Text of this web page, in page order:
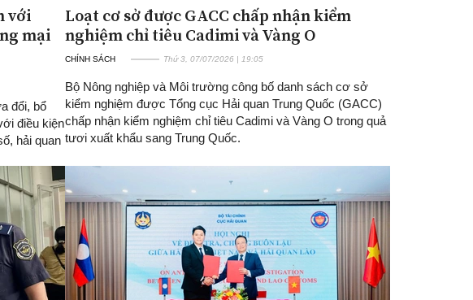
với
mại
đổi, bổ
điều kiện
hải quan
Loạt cơ sở được GACC chấp nhận kiểm
nghiệm chỉ tiêu Cadimi và Vàng O
CHÍNH SÁCH Thứ 3, 07/07/2026 | 19:05
Bộ Nông nghiệp và Môi trường công bố danh sách cơ sở
kiểm nghiệm được Tổng cục Hải quan Trung Quốc (GACC)
chấp nhận kiểm nghiệm chỉ tiêu Cadimi và Vàng O trong quả
tươi xuất khẩu sang Trung Quốc.